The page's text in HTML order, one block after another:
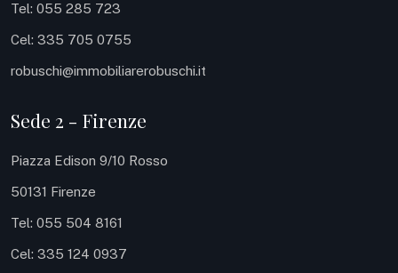
Tel: 055 285 723
Cel: 335 705 0755
robuschi@immobiliarerobuschi.it
Sede 2 - Firenze
Piazza Edison 9/10 Rosso
50131 Firenze
Tel: 055 504 8161
Cel: 335 124 0937